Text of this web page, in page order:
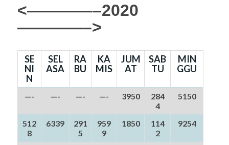
<————–2020
————–>
SE
NI
N
SEL
ASA
RA
BU
KA
MIS
JUM
AT
SAB
TU
MIN
GGU
—- —- —- —- 3950
284
4
5150
512
8
6339
291
5
959
9
1850
114
2
9254